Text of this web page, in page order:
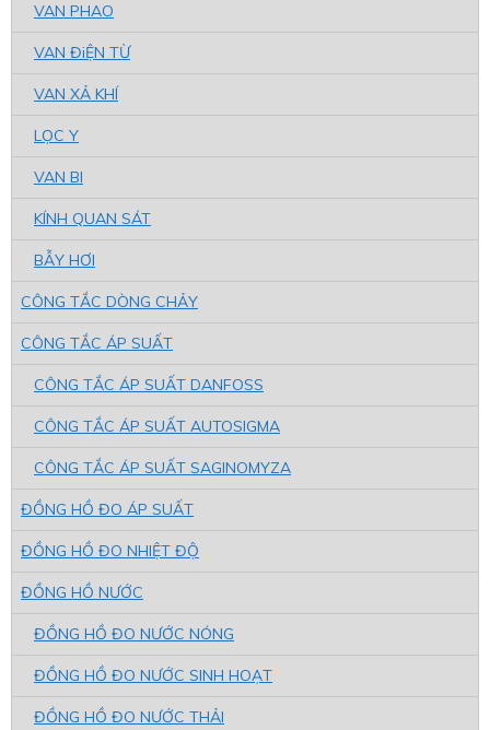
VAN PHAO
VAN ĐiỆN TỪ
VAN XẢ KHÍ
LỌC Y
VAN BI
KÍNH QUAN SÁT
BẪY HƠI
CÔNG TẮC DÒNG CHẢY
CÔNG TẮC ÁP SUẤT
CÔNG TẮC ÁP SUẤT DANFOSS
CÔNG TẮC ÁP SUẤT AUTOSIGMA
CÔNG TẮC ÁP SUẤT SAGINOMYZA
ĐỒNG HỒ ĐO ÁP SUẤT
ĐỒNG HỒ ĐO NHIỆT ĐỘ
ĐỒNG HỒ NƯỚC
ĐỒNG HỒ ĐO NƯỚC NÓNG
ĐỒNG HỒ ĐO NƯỚC SINH HOẠT
ĐỒNG HỒ ĐO NƯỚC THẢI